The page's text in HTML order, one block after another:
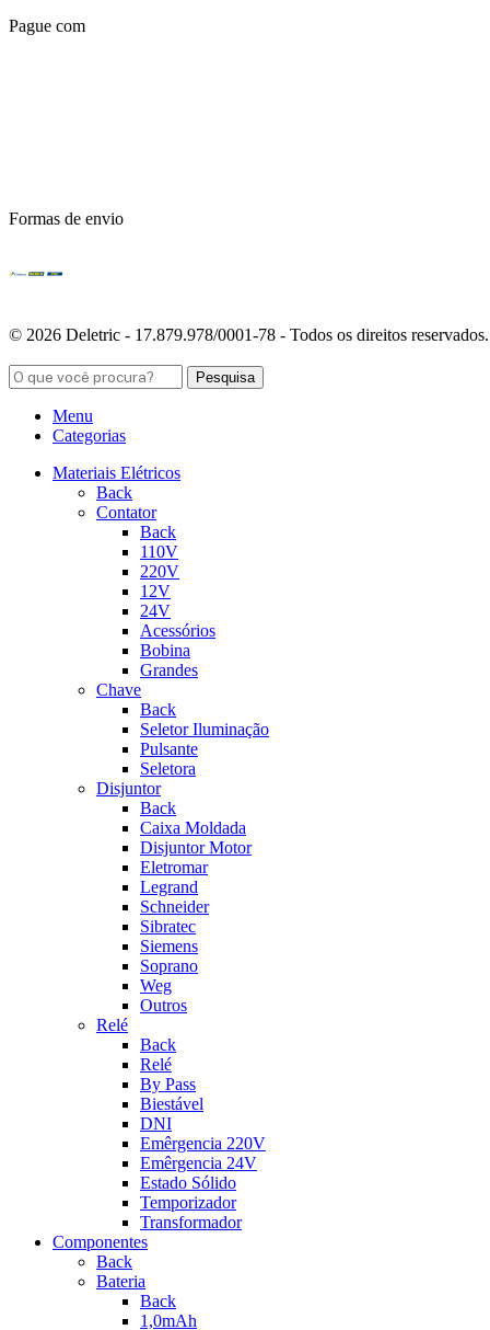
Pague com
Formas de envio
© 2026 Deletric - 17.879.978/0001-78 - Todos os direitos reservados.
Pesquisa
Menu
Categorias
Materiais Elétricos
Back
Contator
Back
110V
220V
12V
24V
Acessórios
Bobina
Grandes
Chave
Back
Seletor Iluminação
Pulsante
Seletora
Disjuntor
Back
Caixa Moldada
Disjuntor Motor
Eletromar
Legrand
Schneider
Sibratec
Siemens
Soprano
Weg
Outros
Relé
Back
Relé
By Pass
Biestável
DNI
Emêrgencia 220V
Emêrgencia 24V
Estado Sólido
Temporizador
Transformador
Componentes
Back
Bateria
Back
1,0mAh